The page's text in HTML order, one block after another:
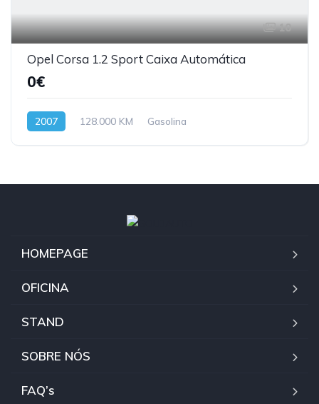
10
Opel Corsa 1.2 Sport Caixa Automática
0€
2007 128.000 KM Gasolina
HOMEPAGE
OFICINA
STAND
SOBRE NÓS
FAQ’s